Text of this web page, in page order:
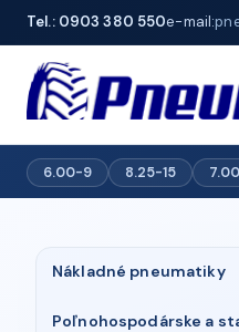
Tel.: 0903 380 550e-mail:
6.00-9 8.25-15
Nákladné pneumatiky
Poľnohospodárske a